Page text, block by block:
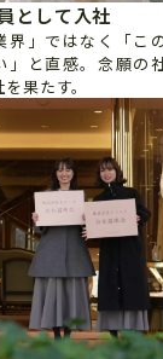
として入社
界」ではなく「こ
」と直感。念願の
果たす。